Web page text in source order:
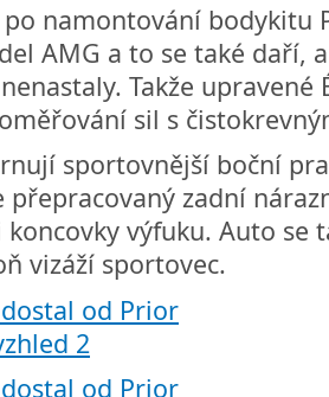
namontování bodykitu
AMG a to se také daří,
Takže upravené
sil s
sportovnější boční
přepracovaný zadní
výfuku. Auto se
vizáží sportovec.